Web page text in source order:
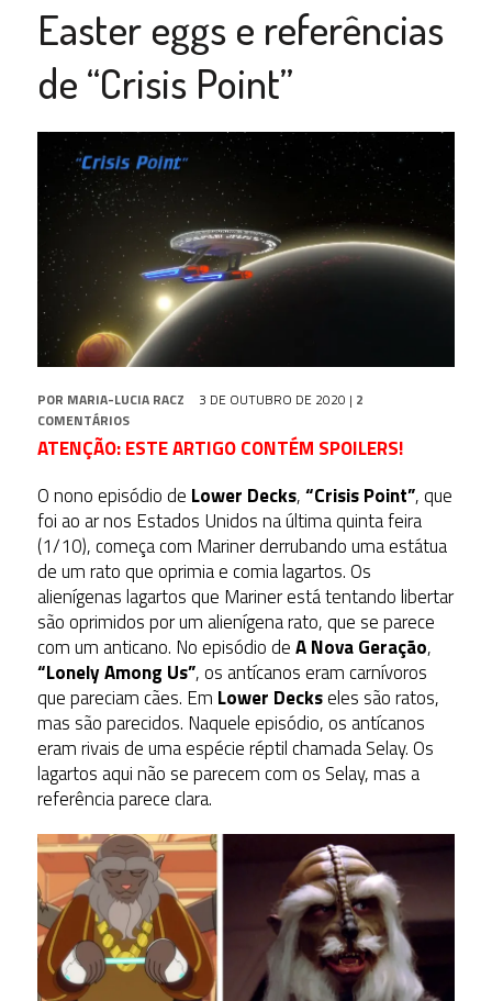
Easter eggs e referências
de “Crisis Point”
POR MARIA-LUCIA RACZ 3 DE OUTUBRO DE 2020 | 2
COMENTÁRIOS
ATENÇÃO: ESTE ARTIGO CONTÉM SPOILERS!
O nono episódio de Lower Decks,“Crisis Point”, que
foi ao ar nos Estados Unidos na última quinta feira
(1/10), começa com Mariner derrubando uma estátua
de um rato que oprimia e comia lagartos. Os
alienígenas lagartos que Mariner está tentando libertar
são oprimidos por um alienígena rato, que se parece
com um anticano. No episódio deA Nova Geração,
“Lonely Among Us”, os antícanos eram carnívoros
que pareciam cães. Em Lower Deckseles são ratos,
mas são parecidos. Naquele episódio, os antícanos
eram rivais de uma espécie réptil chamada Selay. Os
lagartos aqui não se parecem com os Selay, mas a
referência parece clara.